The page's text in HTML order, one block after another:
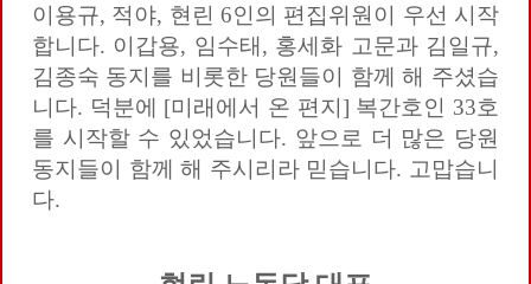
이용규, 적야, 현린 6인의 편집위원이 우선 시작
합니다. 이갑용, 임수태, 홍세화 고문과 김일규,
김종숙 동지를 비롯한 당원들이 함께 해 주셨습
니다. 덕분에 [미래에서 온 편지] 복간호인 33호
를 시작할 수 있었습니다. 앞으로 더 많은 당원
동지들이 함께 해 주시리라 믿습니다. 고맙습니
다.